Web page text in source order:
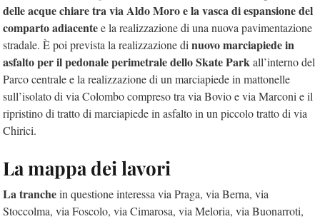
delle acque chiare tra via Aldo Moro e la vasca di espansione del
comparto adiacentee la realizzazione di una nuova pavimentazione
stradale. È poi prevista la realizzazione di nuovo marciapiede in
asfalto per il pedonale perimetrale dello Skate Parkall’interno del
Parco centrale e la realizzazione di un marciapiede in mattonelle
sull’isolato di via Colombo compreso tra via Bovio e via Marconi e il
ripristino di tratto di marciapiede in asfalto in un piccolo tratto di via
Chirici.
La mappa dei lavori
La tranchein questione interessa via Praga, via Berna, via
Stoccolma, via Foscolo, via Cimarosa, via Meloria, via Buonarroti,